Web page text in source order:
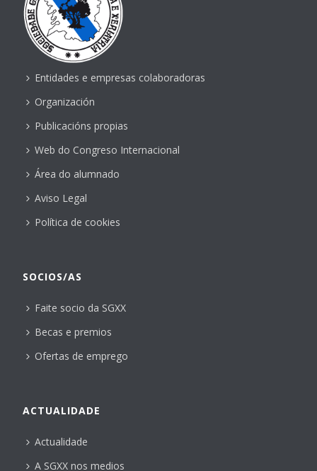
Entidades e empresas colaboradoras
Organización
Publicacións propias
Web do Congreso Internacional
Área do alumnado
Aviso Legal
Política de cookies
SOCIOS/AS
Faite socio da SGXX
Becas e premios
Ofertas de emprego
ACTUALIDADE
Actualidade
A SGXX nos medios